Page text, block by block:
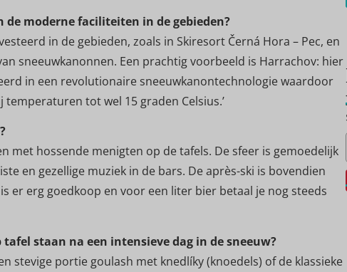
de moderne faciliteiten in de gebieden?
in de gebieden, zoals in Skiresort Černá Hora – Pec, en
sneeuwkanonnen. Een prachtig voorbeeld is Harrachov: hier
in een revolutionaire sneeuwkanontechnologie waardoor
tot wel 15 graden Celsius.’
met hossende menigten op de tafels. De sfeer is gemoedelijk
en gezellige muziek in de bars. De après-ski is bovendien
er erg goedkoop en voor een liter bier betaal je nog steeds
staan na een intensieve dag in de sneeuw?
stevige portie goulash met knedlíky (knoedels) of de klassieke